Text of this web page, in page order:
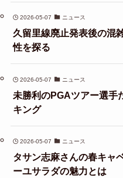
2026-05-07 ニュース
久留里線廃止発表後の混
性を探る
2026-05-07 ニュース
未勝利のPGAツアー選手
キング
2026-05-07 ニュース
タサン志麻さんの春キャ
ーユサラダの魅力とは